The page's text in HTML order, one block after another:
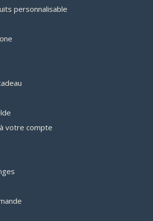
personnalisable
votre compte